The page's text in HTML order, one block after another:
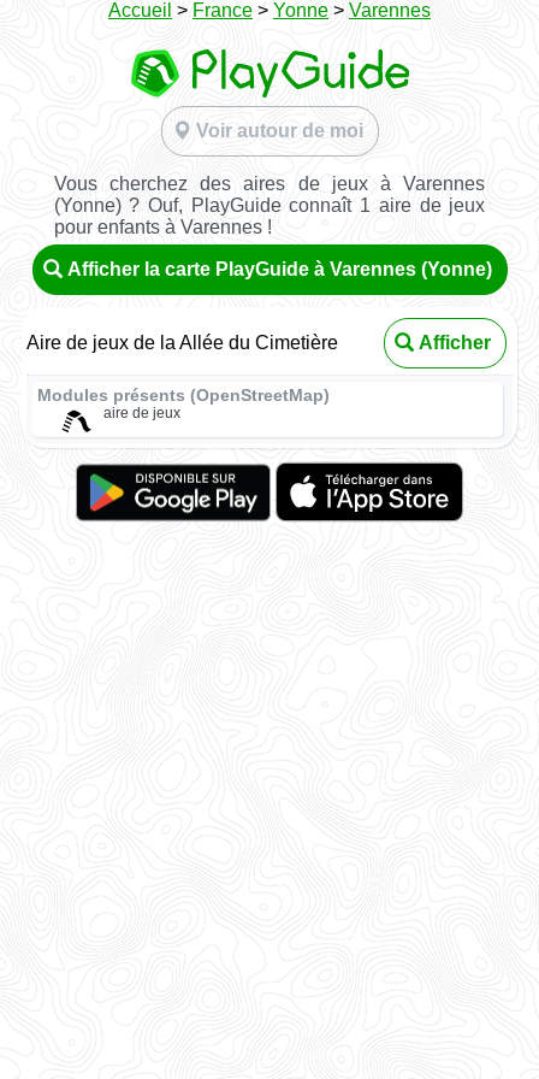
Accueil > France > Yonne > Varennes
Voir autour de moi
Vous cherchez des aires de jeux à Varennes
(Yonne) ? Ouf, PlayGuide connaît 1 aire de jeux
pour enfants à Varennes !
Afficher la carte PlayGuide à Varennes (Yonne)
Aire de jeux de la Allée du Cimetière Afficher
Modules présents (OpenStreetMap)
aire de jeux